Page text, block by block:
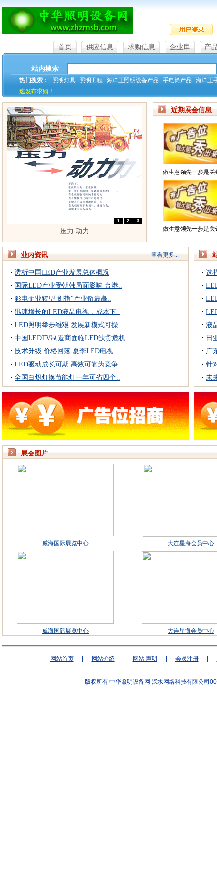
首页 供应信息 求购信息 企业库 产
站内搜索
热门搜索： 照明灯具 照明工程 海洋王照明设备产品 手电筒产品
海洋王
速发布求购！
压力 动力
1 2 3
近期展会信息
做生意领先一步是关
做生意领先一步是关
业内资讯 查看更多...
· 透析中国LED产业发展总体概况
· 国际LED产业受朝韩局面影响 台港..
· 彩电企业转型 剑指“产业链最高..
· 迅速增长的LED液晶电视，成本下..
· LED照明举步维艰 发展新模式可操..
· 中国LEDTV制造商面临LED缺货危机..
· 技术升级 价格回落 夏季LED电视..
· LED驱动成长可期 高效可靠为竞争..
· 全国白炽灯换节能灯一年可省四个..
· 选
·
·
·
· 液
· 日
· 广
· 针
· 未
展会图片
威海国际展览中心 大连星海会员中心
威海国际展览中心 大连星海会员中心
网站首页 网站介绍 网站 声明 会员注册
版权所有 中华照明设备网 深水网络科技有限公司